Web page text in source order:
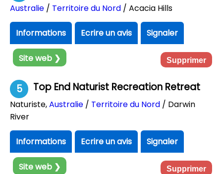
Australie / Territoire du Nord / Acacia Hills
Informations Ecrire un avis Signaler
Site web ❯ Supprimer
5 Top End Naturist Recreation Retreat
Naturiste,Australie / Territoire du Nord / Darwin
River
Informations Ecrire un avis Signaler
Site web ❯ Supprimer